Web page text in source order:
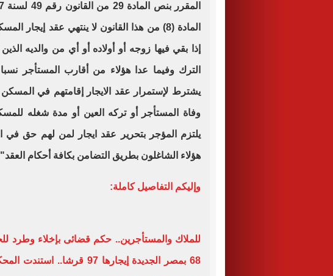
المادة (8) من هذا القانون لا ينتهي عقد إيجار
إذا بقي فيها زوجه أو أولاده أو أي من والديه
الترك وفيما عدا هؤلاء من أقارب المستأجر
يشترط لإستمرار عقد الايجار إقامتهم في
وفاة المستأجر أو تركه العين أو مدة شغله
يلتزم المؤجر بتحرير عقد ايجار لمن لهم حق في
هؤلاء الشاغلون بطريق التضامن بكافة أحكام
وإليكم التفاصيل كاملة:
للملاك والمستأجرين.. حكم قضائى بإخلاء وطرد
68 بمصر الجديدة إيجارها 97